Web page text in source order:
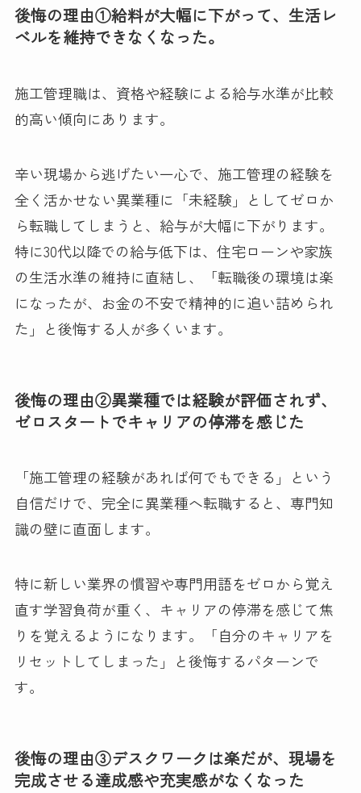
後悔の理由①給料が大幅に下がって、生活レ
ベルを維持できなくなった。
施工管理職は、資格や経験による給与水準が比較
的高い傾向にあります。
辛い現場から逃げたい一心で、施工管理の経験を
全く活かせない異業種に「未経験」としてゼロか
ら転職してしまうと、給与が大幅に下がります。
特に30代以降での給与低下は、住宅ローンや家族
の生活水準の維持に直結し、「転職後の環境は楽
になったが、お金の不安で精神的に追い詰められ
た」と後悔する人が多くいます。
後悔の理由②異業種では経験が評価されず、
ゼロスタートでキャリアの停滞を感じた
「施工管理の経験があれば何でもできる」という
自信だけで、完全に異業種へ転職すると、専門知
識の壁に直面します。
特に新しい業界の慣習や専門用語をゼロから覚え
直す学習負荷が重く、キャリアの停滞を感じて焦
りを覚えるようになります。「自分のキャリアを
リセットしてしまった」と後悔するパターンで
す。
後悔の理由③デスクワークは楽だが、現場を
完成させる達成感や充実感がなくなった